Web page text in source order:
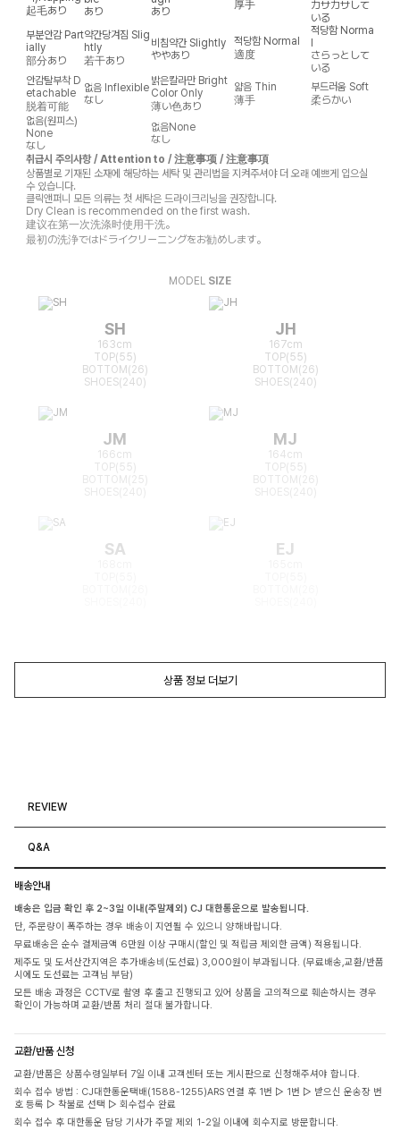
起毛あり
あり
あり
厚手
カサカサして
いる
부분안감 Part
ially
部分あり
약간당겨짐 Slig
htly
若干あり
비침약간 Slightly
ややあり
적당함 Normal
適度
적당함 Norma
さらっとして
いる
안감탈부착 D
etachable
脱着可能
없음 Inflexible
なし
밝은칼라만 Bright
Color Only
薄い色あり
얇음 Thin
薄手
부드러움 Soft
柔らかい
없음(원피스)
None
なし
없음None
なし
취급시 주의사항 / Attention to / 注意事项 / 注意事項
상품별로 기재된 소재에 해당하는 세탁 및 관리법을 지켜주셔야 더 오래 예쁘게 입으실
수 있습니다.
클릭앤퍼니 모든 의류는 첫 세탁은 드라이크리닝을 권장합니다.
Dry Clean is recommended on the first wash.
建议在第一次洗涤时使用干洗。
最初の洗浄ではドライクリーニングをお勧めします。
MODEL SIZE
SH
163cm
TOP(55)
BOTTOM(26)
SHOES(240)
JH
167cm
TOP(55)
BOTTOM(26)
SHOES(240)
JM
166cm
TOP(55)
BOTTOM(25)
MJ
164cm
TOP(55)
BOTTOM(26)
SA EJ
상품 정보 더보기
REVIEW
Q&A
배송안내
배송은 입금 확인 후 2~3일 이내(주말제외) CJ 대한통운으로 발송됩니다.
단, 주문량이 폭주하는 경우 배송이 지연될 수 있으니 양해바랍니다.
무료배송은 순수 결제금액 6만원 이상 구매시(할인 및 적립금 제외한 금액) 적용됩니다.
제주도 및 도서산간지역은 추가배송비(도선료) 3,000원이 부과됩니다. (무료배송,교환/반품
시에도 도선료는 고객님 부담)
모든 배송 과정은 CCTV로 촬영 후 출고 진행되고 있어 상품을 고의적으로 훼손하시는 경우
확인이 가능하며 교환/반품 처리 절대 불가합니다.
교환/반품 신청
교환/반품은 상품수령일부터 7일 이내 고객센터 또는 게시판으로 신청해주셔야 합니다.
회수 접수 방법 : CJ대한통운택배(1588-1255)ARS 연결 후 1번 ▷ 1번 ▷ 받으신 운송장 번
호 등록 ▷ 착불로 선택 ▷ 회수접수 완료
회수 접수 후 대한통운 담당 기사가 주말 제외 1-2일 이내에 회수지로 방문합니다.